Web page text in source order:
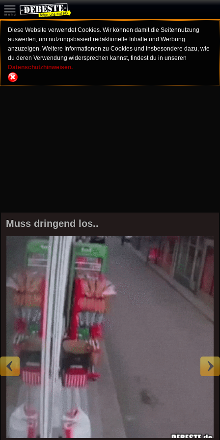
Diese Website verwendet Cookies. Wir können damit die Seitennutzung
auswerten, um nutzungsbasiert redaktionelle Inhalte und Werbung
anzuzeigen. Weitere Informationen zu Cookies und insbesondere dazu, wie
du deren Verwendung widersprechen kannst, findest du in unseren
Datenschutzhinweisen.
Muss dringend los..